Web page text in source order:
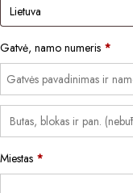
Gatvė, namo numeris *
Miestas *